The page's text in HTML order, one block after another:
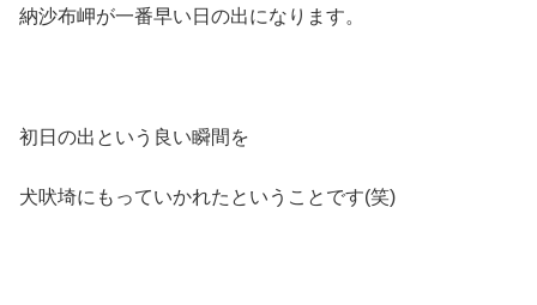
納沙布岬が一番早い日の出になります。
初日の出という良い瞬間を
犬吠埼にもっていかれたということです(笑)